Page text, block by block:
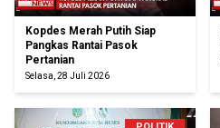
Kopdes Merah Putih Siap
Pangkas Rantai Pasok
Pertanian
Selasa, 28 Juli 2026